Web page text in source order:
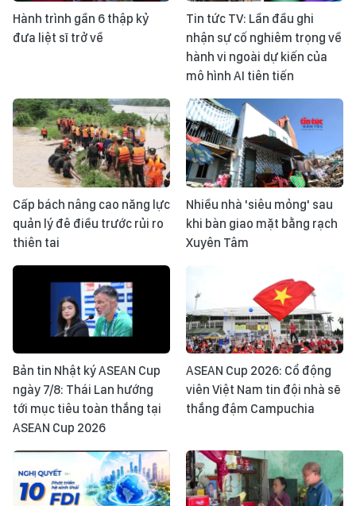
Hành trình gần 6 thập kỷ
đưa liệt sĩ trở về
Tin tức TV: Lần đầu ghi
nhận sự cố nghiêm trọng về
hành vi ngoài dự kiến của
mô hình AI tiên tiến
Cấp bách nâng cao năng lực
quản lý đê điều trước rủi ro
thiên tai
Nhiều nhà 'siêu mỏng' sau
khi bàn giao mặt bằng rạch
Xuyên Tâm
Bản tin Nhật ký ASEAN Cup
ngày 7/8: Thái Lan hướng
tới mục tiêu toàn thắng tại
ASEAN Cup 2026
ASEAN Cup 2026: Cổ động
viên Việt Nam tin đội nhà sẽ
thắng đậm Campuchia